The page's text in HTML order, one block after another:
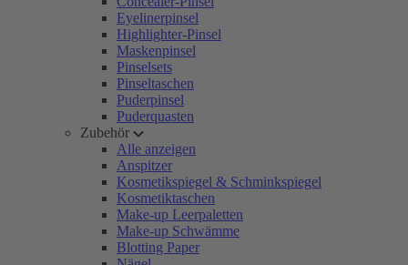
Eyelinerpinsel
Highlighter-Pinsel
Maskenpinsel
Pinselsets
Pinseltaschen
Puderpinsel
Puderquasten
Zubehör
Alle anzeigen
Anspitzer
Kosmetikspiegel & Schminkspiegel
Kosmetiktaschen
Make-up Leerpaletten
Make-up Schwämme
Blotting Paper